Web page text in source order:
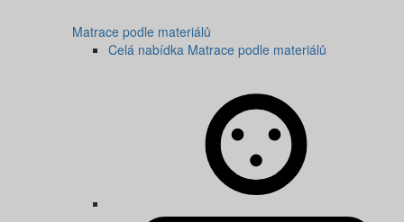
Matrace podle materiálů
Celá nabídka Matrace podle materiálů